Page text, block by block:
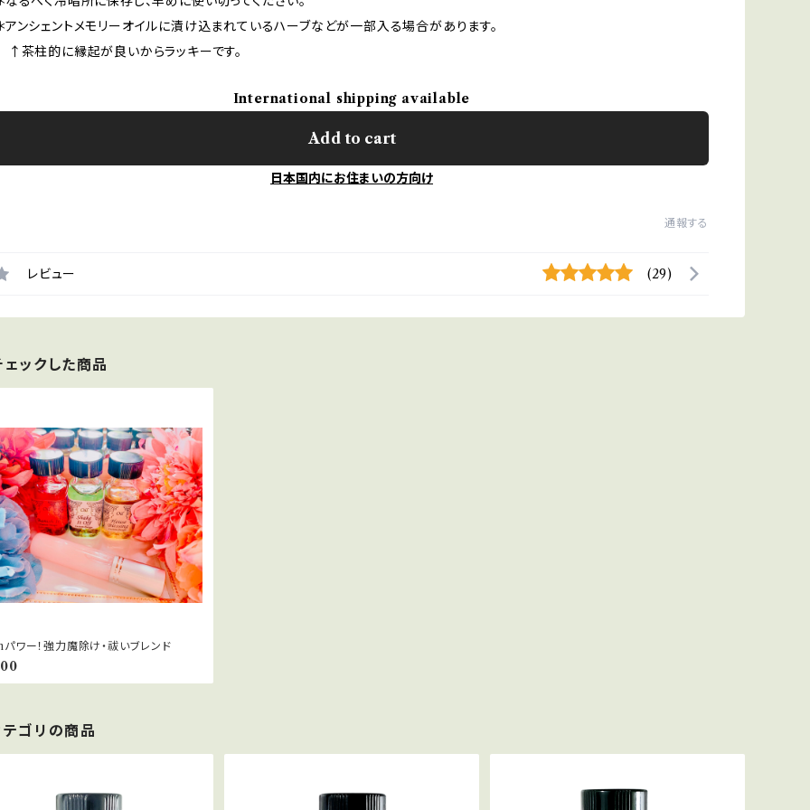
アンシェントメモリーオイルに漬け込まれているハーブなどが一部入る場合があります。
柱的に縁起が良いからラッキーです。
International shipping available
Add to cart
日本国内にお住まいの方向け
通報する
レビュー (29)
ックした商品
ワー！強力魔除け・祓いブレンド
ゴリの商品